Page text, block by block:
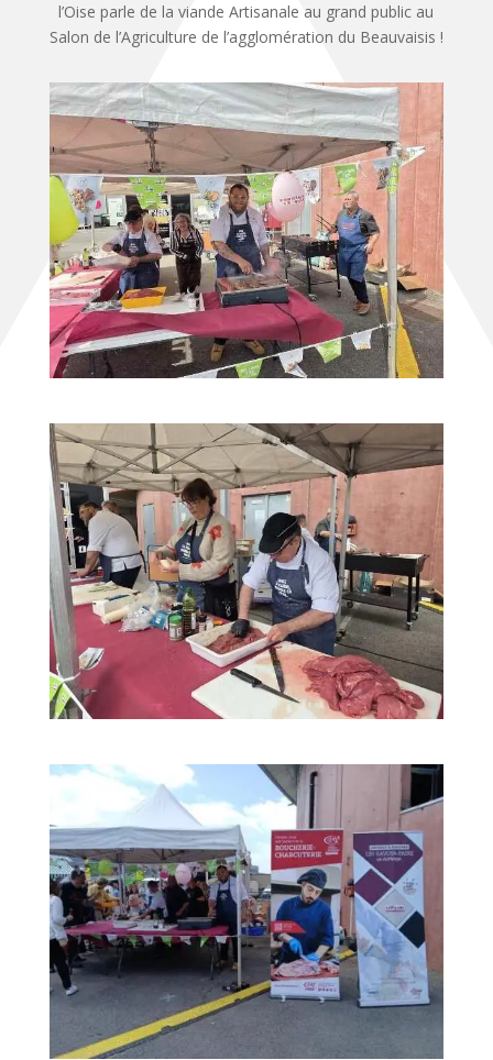
l’Oise parle de la viande Artisanale au grand public au
Salon de l’Agriculture de l’agglomération du Beauvaisis !